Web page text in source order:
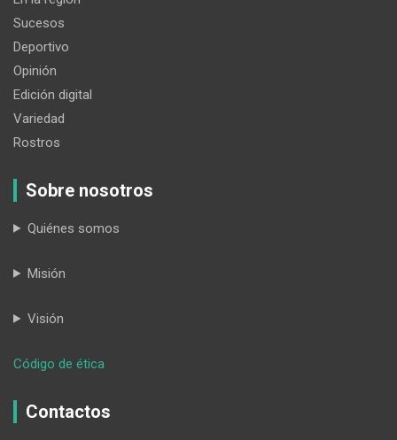
Sucesos
Deportivo
Opinión
Edición digital
Variedad
Rostros
Sobre nosotros
Quiénes somos
Misión
Visión
Código de ética
seguirá,
Contactos